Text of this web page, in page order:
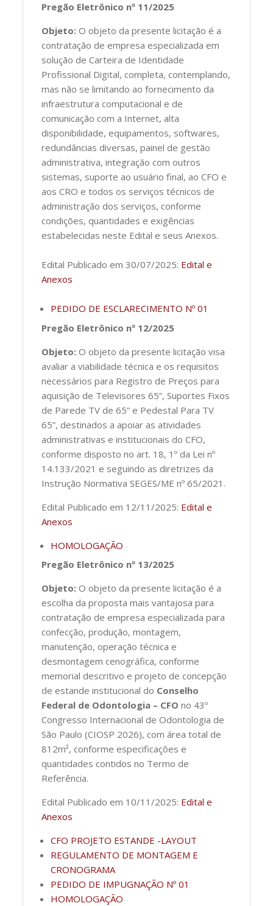
Pregão Eletrônico nº 11/2025
Objeto:O objeto da presente licitação é a
contratação de empresa especializada em
solução de Carteira de Identidade
Profissional Digital, completa, contemplando,
mas não se limitando ao fornecimento da
infraestrutura computacional e de
comunicação com a Internet, alta
disponibilidade, equipamentos, softwares,
redundâncias diversas, painel de gestão
administrativa, integração com outros
sistemas, suporte ao usuário final, ao CFO e
aos CRO e todos os serviços técnicos de
administração dos serviços, conforme
condições, quantidades e exigências
estabelecidas neste Edital e seus Anexos.
Edital Publicado em 30/07/2025: Edital e
Anexos
PEDIDO DE ESCLARECIMENTO Nº 01
Pregão Eletrônico nº 12/2025
Objeto:O objeto da presente licitação visa
avaliar a viabilidade técnica e os requisitos
necessários para Registro de Preços para
aquisição de Televisores 65”, Suportes Fixos
de Parede TV de 65” e Pedestal Para TV
65”, destinados a apoiar as atividades
administrativas e institucionais do CFO,
conforme disposto no art. 18, 1º da Lei nº
14.133/2021 e seguindo as diretrizes da
Instrução Normativa SEGES/ME nº 65/2021.
Edital Publicado em 12/11/2025: Edital e
Anexos
HOMOLOGAÇÃO
Pregão Eletrônico nº 13/2025
Objeto: O objeto da presente licitação é a
escolha da proposta mais vantajosa para
contratação de empresa especializada para
confecção, produção, montagem,
manutenção, operação técnica e
desmontagem cenográfica, conforme
memorial descritivo e projeto de concepção
de estande institucional do Conselho
Federal de Odontologia – CFO no 43º
Congresso Internacional de Odontologia de
São Paulo (CIOSP 2026), com área total de
812m², conforme especificações e
quantidades contidos no Termo de
Referência.
Edital Publicado em 10/11/2025: Edital e
Anexos
CFO PROJETO ESTANDE -LAYOUT
REGULAMENTO DE MONTAGEM E
CRONOGRAMA
PEDIDO DE IMPUGNAÇÃO Nº 01
HOMOLOGAÇÃO